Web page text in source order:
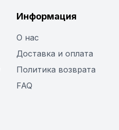
Информация
О нас
Доставка и оплата
Политика возврата
FAQ